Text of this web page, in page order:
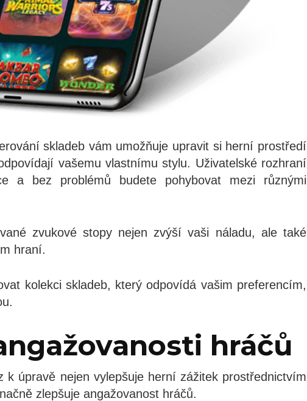
skladeb vám umožňuje upravit si herní prostředí
vašemu vlastnímu stylu. Uživatelské rozhraní
a bez problémů budete pohybovat mezi různými
zvukové stopy nejen zvýší vaši náladu, ale také
hraní.
kolekci skladeb, který odpovídá vašim preferencím,
hráčů
k úpravě nejen vylepšuje herní zážitek prostřednictvím
zlepšuje angažovanost hráčů.